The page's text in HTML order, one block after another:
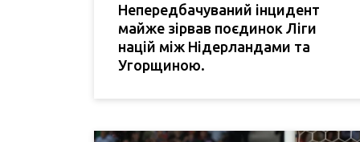
Непередбачуваний інцидент
майже зірвав поєдинок Ліги
націй між Нідерландами та
Угорщиною.